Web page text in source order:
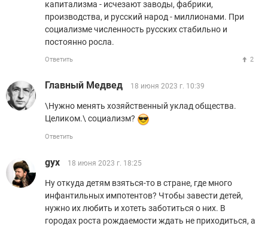
капитализма - исчезают заводы, фабрики,
производства, и русский народ - миллионами. При
социализме численность русских стабильно и
постоянно росла.
Ответить 2
Главный Медвед 18 июня 2023 г. 10:39
\Нужно менять хозяйственный уклад общества.
Целиком.\ социализм?
Ответить
gyx 18 июня 2023 г. 18:25
Ну откуда детям взяться-то в стране, где много
инфантильных импотентов? Чтобы завести детей,
нужно их любить и хотеть заботиться о них. В
городах роста рождаемости ждать не приходиться, а